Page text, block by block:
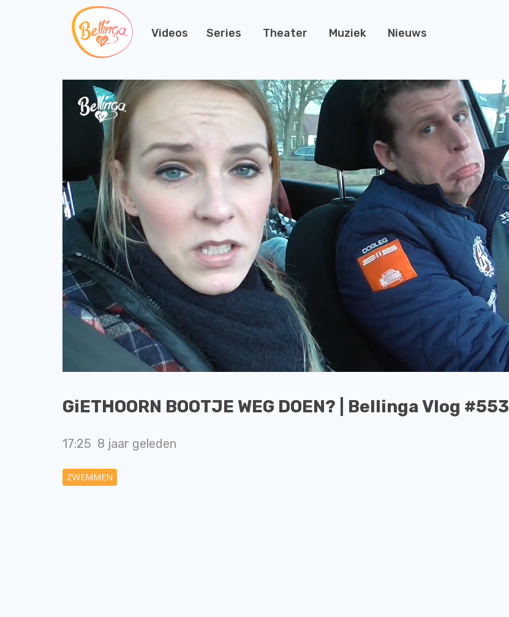
Videos Series Theater Muziek Nieuws
GiETHOORN BOOTJE WEG DOEN? | Bellinga Vlog #553
17:25 8 jaar geleden
ZWEMMEN